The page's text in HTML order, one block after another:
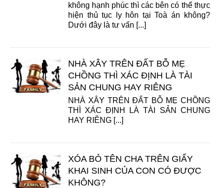
không hạnh phúc thì các bên có thể thực
hiện thủ tục ly hôn tại Toà án không?
Dưới đây là tư vấn [...]
NHÀ XÂY TRÊN ĐẤT BỖ MẸ
CHỒNG THÌ XÁC ĐỊNH LÀ TÀI
SẢN CHUNG HAY RIÊNG
NHÀ XÂY TRÊN ĐẤT BỖ MẸ CHỒNG
THÌ XÁC ĐỊNH LÀ TÀI SẢN CHUNG
HAY RIÊNG [...]
XÓA BỎ TÊN CHA TRÊN GIẤY
KHAI SINH CỦA CON CÓ ĐƯỢC
KHÔNG?